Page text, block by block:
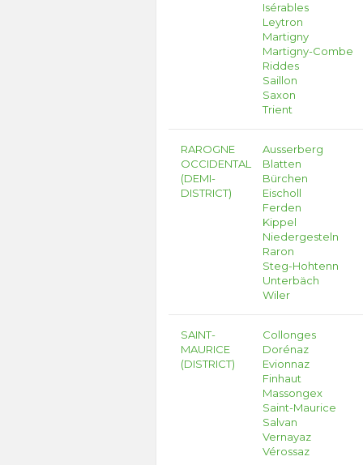
Isérables
Leytron
Martigny
Martigny-Combe
Riddes
Saillon
Saxon
Trient
RAROGNE
OCCIDENTAL
(DEMI-
DISTRICT)
Ausserberg
Blatten
Bürchen
Eischoll
Ferden
Kippel
Niedergesteln
Raron
Steg-Hohtenn
Unterbäch
Wiler
SAINT-
MAURICE
(DISTRICT)
Collonges
Dorénaz
Evionnaz
Finhaut
Massongex
Saint-Maurice
Salvan
Vernayaz
Vérossaz